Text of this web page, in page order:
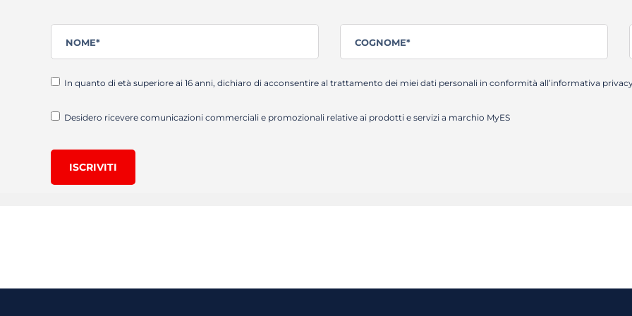
In quanto di età superiore ai 16 anni, dichiaro di acconsentire al trattamento dei miei dati personali in conformità all’informativa
Desidero ricevere comunicazioni commerciali e promozionali relative ai prodotti e servizi a marchio MyES
ISCRIVITI